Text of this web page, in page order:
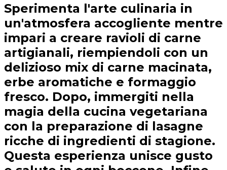
Sperimenta l'arte culinaria in
un'atmosfera accogliente mentre
impari a creare ravioli di carne
artigianali, riempiendoli con un
delizioso mix di carne macinata,
erbe aromatiche e formaggio
fresco. Dopo, immergiti nella
magia della cucina vegetariana
con la preparazione di lasagne
ricche di ingredienti di stagione.
Questa esperienza unisce gusto